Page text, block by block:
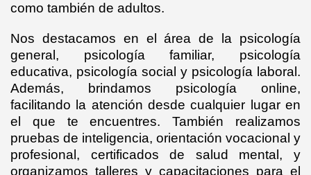
como también de adultos.
Nos destacamos en el área de la psicología
general, psicología familiar, psicología
educativa, psicología social y psicología laboral.
Además, brindamos psicología online,
facilitando la atención desde cualquier lugar en
el que te encuentres. También realizamos
pruebas de inteligencia, orientación vocacional y
profesional, certificados de salud mental, y
organizamos talleres y capacitaciones para el